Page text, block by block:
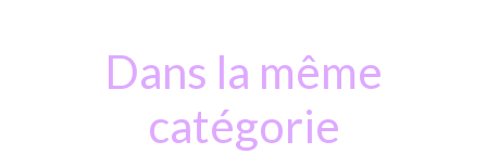
Dans la même
catégorie